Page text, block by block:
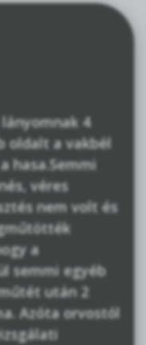
4
oldalt a vakbél
hasa.Semmi
véres
nem volt és
a
semmi egyéb
után 2
Azóta orvostól